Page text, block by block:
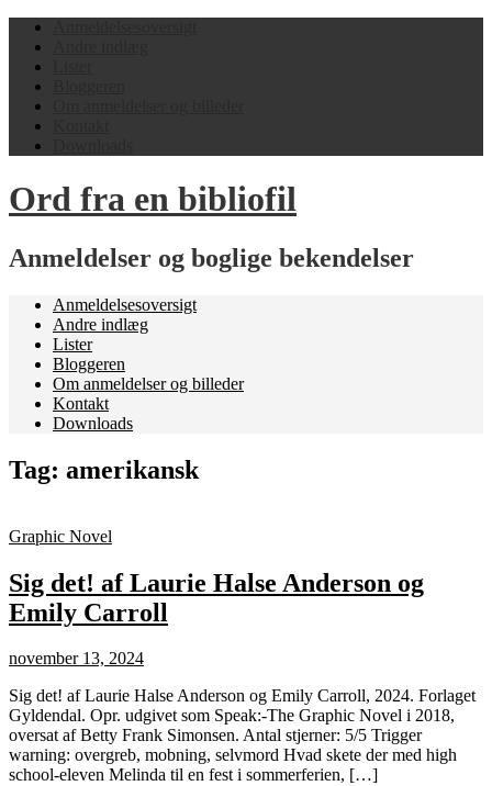
Ord fra en bibliofil
Anmeldelser og boglige bekendelser
Anmeldelsesoversigt
Andre indlæg
Lister
Bloggeren
Om anmeldelser og billeder
Kontakt
Downloads
Tag: amerikansk
Graphic Novel
Sig det! af Laurie Halse Anderson og
Emily Carroll
november 13, 2024
Sig det! af Laurie Halse Anderson og Emily Carroll, 2024. Forlaget
Gyldendal. Opr. udgivet som Speak:-The Graphic Novel i 2018,
oversat af Betty Frank Simonsen. Antal stjerner: 5/5 Trigger
warning: overgreb, mobning, selvmord Hvad skete der med high
school-eleven Melinda til en fest i sommerferien, […]